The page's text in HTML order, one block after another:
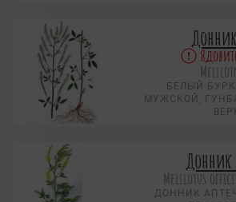
БЕЛЫЙ
МУЖСКОЙ,
Melilotus
ДОННИК